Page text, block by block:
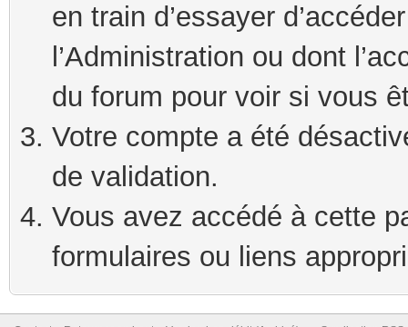
en train d’essayer
l’Administration ou dont
du forum pour voir si vous
Votre compte a été
de validation.
Vous avez accédé à cette
formulaires ou liens